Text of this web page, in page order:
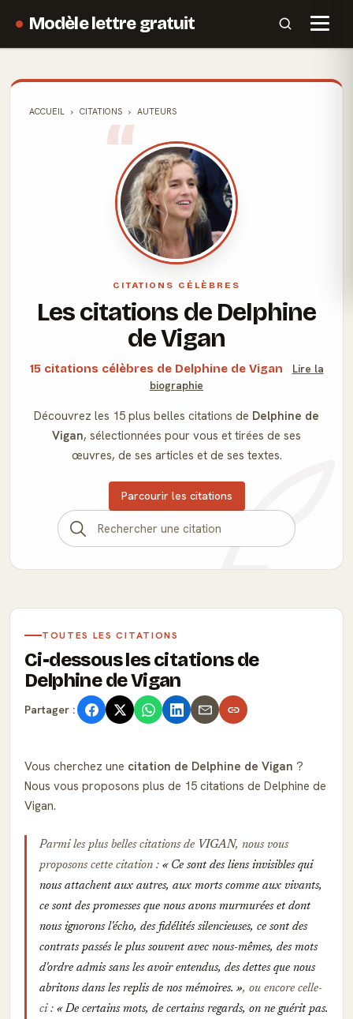
Modèle lettre gratuit
ACCUEIL CITATIONS AUTEURS
CITATIONS CÉLÈBRES
Les citations de Delphine
de Vigan
15 citations célèbres de Delphine de Vigan
Lire la
biographie
Découvrez les 15 plus belles citations de Delphine de
Vigan, sélectionnées pour vous et tirées de ses
œuvres, de ses articles et de ses textes.
Parcourir les citations
TOUTES LES CITATIONS
Ci-dessous les citations de
Delphine de Vigan
Partager :
Vous cherchez une citation de Delphine de Vigan ?
Nous vous proposons plus de 15 citations de Delphine de
Vigan.
Parmi les plus belles citations de VIGAN, nous vous
proposons cette citation :
Ce sont des liens invisibles qui
nous attachent aux autres, aux morts comme aux vivants,
ce sont des promesses que nous avons murmurées et dont
nous ignorons l'écho, des fidélités silencieuses, ce sont des
contrats passés le plus souvent avec nous-mêmes, des mots
d'ordre admis sans les avoir entendus, des dettes que nous
abritons dans les replis de nos mémoires.
, ou encore celle-
ci :
De certains mots, de certains regards, on ne guérit pas.